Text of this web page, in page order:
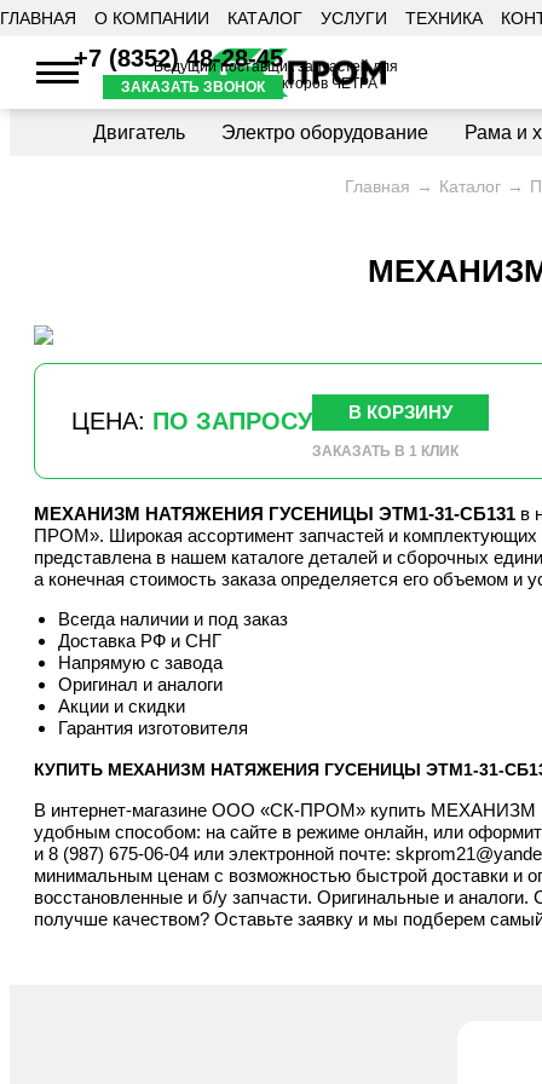
ГЛАВНАЯ О КОМПАНИИ КАТАЛОГ УСЛУГИ ТЕХНИКА
Ведущий поставщик запчастей для
бульдозеров и тракторов ЧЕТРА
+7 (8352) 48-28-45
ЗАКАЗАТЬ ЗВОНОК
Двигатель Электро оборудование Рама и
Главная Каталог
ЦЕНА: ПО ЗАПРОСУ В КОРЗИНУ
ЗАКАЗАТЬ В 1 КЛИК
МЕХАНИЗМ НАТЯЖЕНИЯ ГУСЕНИЦЫ ЭТМ1-31-СБ131 в
ПРОМ». Широкая ассортимент запчастей и комплектующих
представлена в нашем каталоге деталей и сборочных
а конечная стоимость заказа определяется его объемом и
Всегда наличии и под заказ
Доставка РФ и СНГ
Напрямую с завода
Оригинал и аналоги
Акции и скидки
Гарантия изготовителя
КУПИТЬ МЕХАНИЗМ НАТЯЖЕНИЯ ГУСЕНИЦЫ ЭТМ1-31-
В интернет-магазине ООО «СК-ПРОМ» купить
удобным способом: на сайте в режиме онлайн, или
и 8 (987) 675-06-04 или электронной почте:
минимальным ценам с возможностью быстрой доставки и
восстановленные и б/у запчасти. Оригинальные и
получше качеством? Оставьте заявку и мы подберем